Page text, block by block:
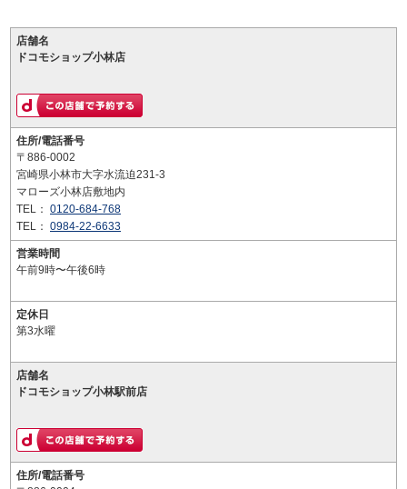
店舗名
ドコモショップ小林店
住所/電話番号
〒886-0002
宮崎県小林市大字水流迫231-3
マローズ小林店敷地内
TEL： 0120-684-768
TEL： 0984-22-6633
営業時間
午前9時〜午後6時
定休日
第3水曜
店舗名
ドコモショップ小林駅前店
住所/電話番号